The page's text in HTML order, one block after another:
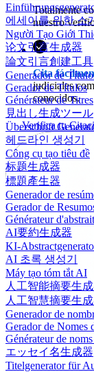
에세이를 위한 소
Người Tạo Giới
论文引言生成器
論文引言創建工具
Generador de
Gerador de Títulos
Générateur de Titres
見出し生成ツール
Überschrift
헤드라인 생성기
Công cụ tạo tiêu đề
标题生成器
標題產生器
Generador de
Gerador de
Générateur
AI要約生成器
KI-
AI 초록 생성기
Máy tạo tóm tắt AI
人工智能摘要生
人工智慧摘要生
Generador de
Gerador de Nomes
Générateur de noms
エッセイ名生成器
Titelgenerator für
Totalmente
nuestro
Cita
judiciales
conocidos.
Verifica tu